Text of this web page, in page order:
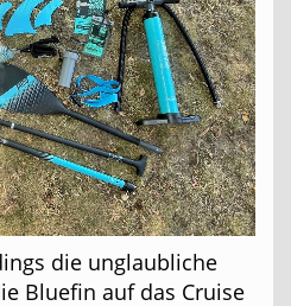
die unglaubliche
Bluefin auf das Cruise